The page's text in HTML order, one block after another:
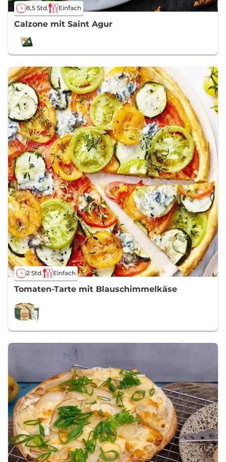
8,5 Std. Einfach
Calzone mit Saint Agur
2 Std. Einfach
Tomaten-Tarte mit Blauschimmelkäse